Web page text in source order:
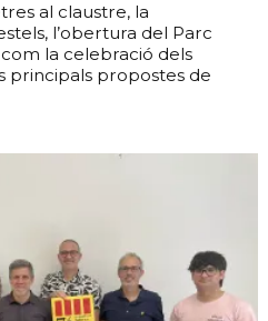
al claustre, la
l’obertura del Parc
la celebració dels
principals propostes de